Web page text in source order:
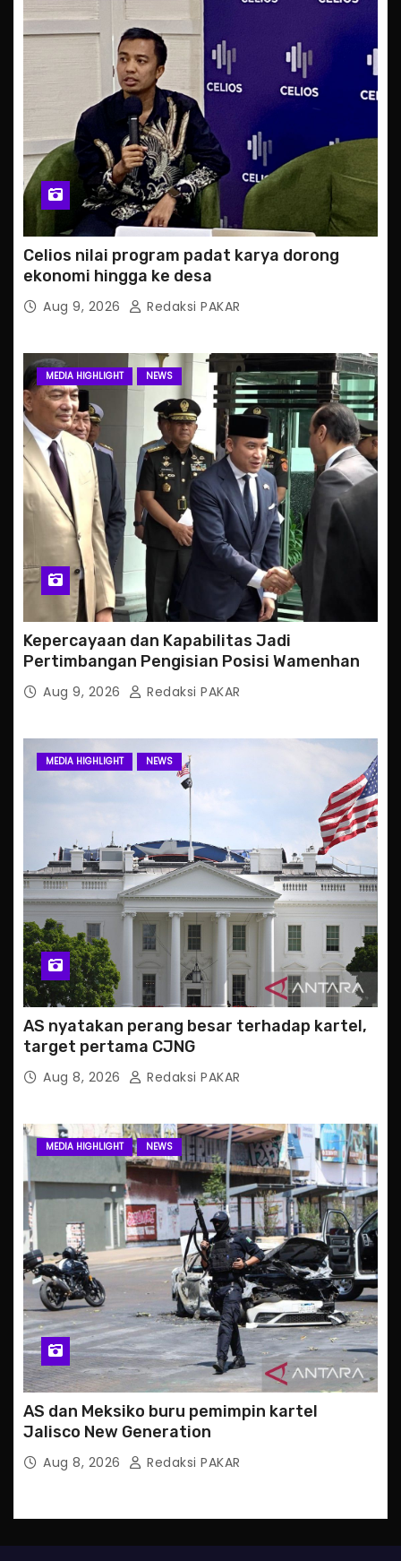
Celios nilai program padat karya dorong
ekonomi hingga ke desa
Aug 9, 2026 Redaksi PAKAR
MEDIA HIGHLIGHT NEWS
Kepercayaan dan Kapabilitas Jadi
Pertimbangan Pengisian Posisi Wamenhan
Aug 9, 2026 Redaksi PAKAR
MEDIA HIGHLIGHT NEWS
AS nyatakan perang besar terhadap kartel,
target pertama CJNG
Aug 8, 2026 Redaksi PAKAR
MEDIA HIGHLIGHT NEWS
AS dan Meksiko buru pemimpin kartel
Jalisco New Generation
Aug 8, 2026 Redaksi PAKAR